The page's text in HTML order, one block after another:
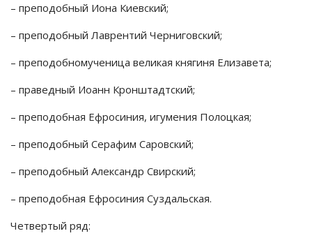
– преподобный Иона Киевский;
– преподобный Лаврентий Черниговский;
– преподобномученица великая княгиня Елизавета;
– праведный Иоанн Кронштадтский;
– преподобная Ефросиния, игумения Полоцкая;
– преподобный Серафим Саровский;
– преподобный Александр Свирский;
– преподобная Ефросиния Суздальская.
Четвертый ряд: